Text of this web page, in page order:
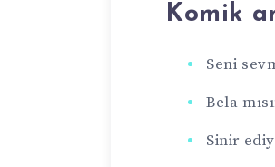
Komik
Seni
Bela
Sinir